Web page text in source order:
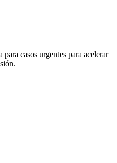
casos urgentes para acelerar